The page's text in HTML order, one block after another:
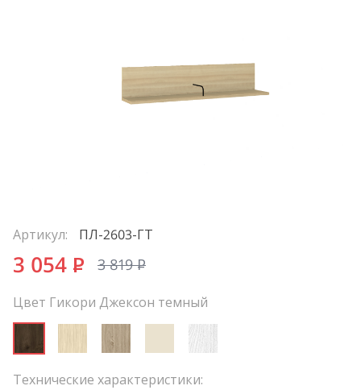
Артикул: ПЛ-2603-ГТ
3 054 P 3 819P
Цвет Гикори Джексон темный
Технические характеристики: